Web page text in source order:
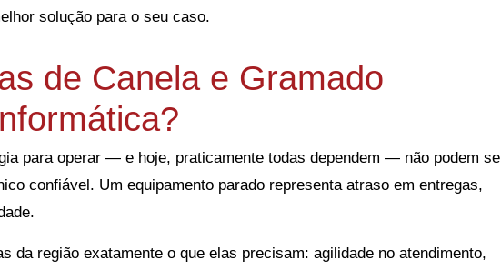
solução para o seu caso.
de Canela e Gramado
para operar — e hoje, praticamente todas dependem — não podem se
confiável. Um equipamento parado representa atraso em entregas,
da região exatamente o que elas precisam: agilidade no atendimento,